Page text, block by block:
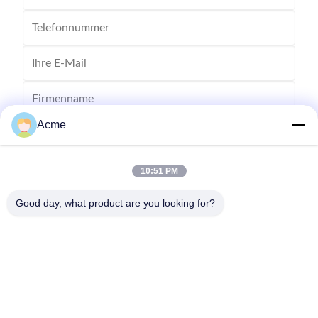
Acme
10:51 PM
Good day, what product are you looking for?